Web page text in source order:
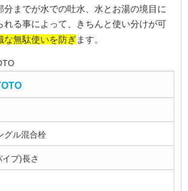
分までが水での吐水、水とお湯の境目に
れる事によって、きちんと使い分けが可
な無駄使いを防ぎます。
グル混合栓
プ)長さ